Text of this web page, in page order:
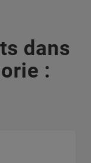
dans
: